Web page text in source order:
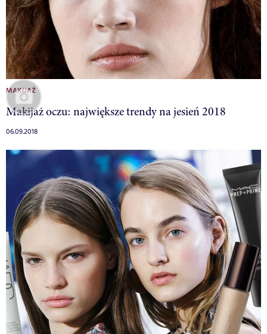
MAKIJAŻ
Makijaż oczu: największe trendy na jesień 2018
06.09.2018